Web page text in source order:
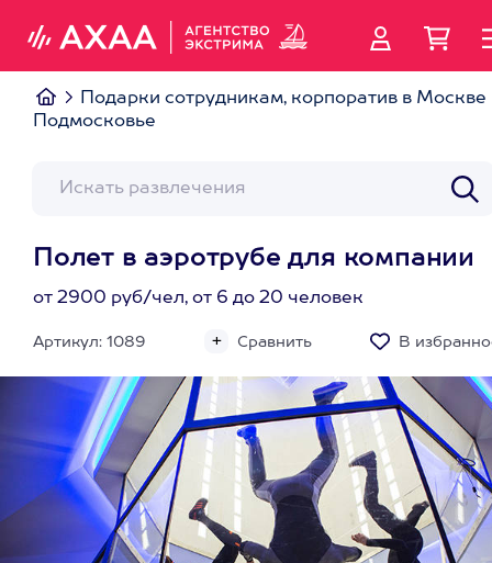
Подарки сотрудникам, корпоратив в Москве
Подмосковье
Полет в аэротрубе для компании
от 2900 руб/чел, от 6 до 20 человек
Артикул: 1089 Сравнить В